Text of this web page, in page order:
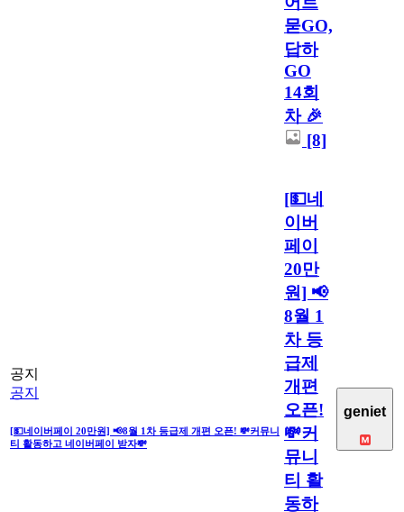
묻GO,
답하
GO
14회
차 🎉
[8]
공지
공지
[💵네이버페이 20만원] 📢8월 1차 등급제 개편 오픈! 💸커뮤니
티 활동하고 네이버페이 받자💸
[💵네
이버
페이
20만
원] 📢
8월 1
차 등
급제
개편
오픈!
💸커
뮤니
티 활
동하
geniet